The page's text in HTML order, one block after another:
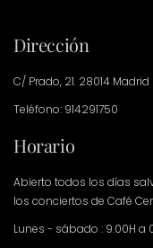
Dirección
C/ Prado, 21. 28014 Madrid
Teléfono: 914291750
Horario
Abierto todos los días
los conciertos de Café
Lunes - sábado : 9.00H a